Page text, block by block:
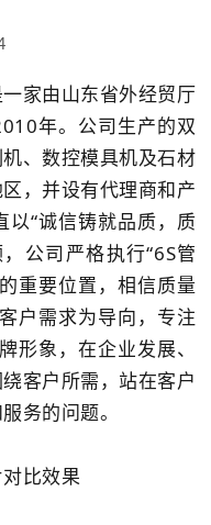
家由山东省外经贸厅
年。公司生产的双
、数控模具机及石材
，并设有代理商和产
“诚信铸就品质，质
公司严格执行“6S管
重要位置，相信质量
户需求为导向，专注
形象，在企业发展、
客户所需，站在客户
务的问题。
比效果